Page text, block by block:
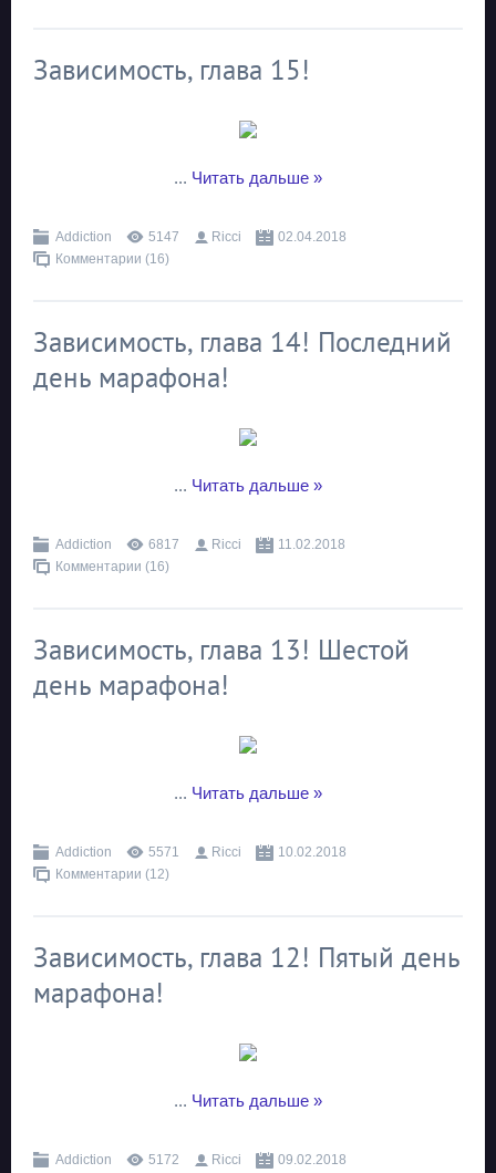
Зависимость, глава 15!
... Читать дальше »
Addiction 5147 Ricci
02.04.2018
Комментарии (16)
Зависимость, глава 14! Последний
день марафона!
... Читать дальше »
Addiction 6817 Ricci
11.02.2018
Комментарии (16)
Зависимость, глава 13! Шестой
день марафона!
... Читать дальше »
Addiction 5571 Ricci
10.02.2018
Комментарии (12)
Зависимость, глава 12! Пятый день
марафона!
... Читать дальше »
Addiction 5172 Ricci
09.02.2018